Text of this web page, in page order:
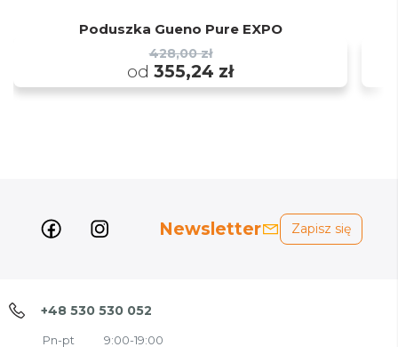
Poduszka Gueno Pure EXPO
428,00 zł
od 355,24 zł
Newsletter Zapisz się
+48 530 530 052
Pn-pt
9:00-19:00